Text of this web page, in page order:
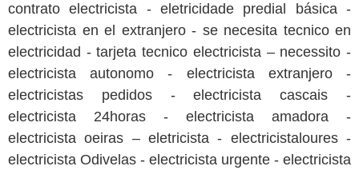
contrato electricista - eletricidade predial básica -
electricista en el extranjero - se necesita tecnico en
electricidad - tarjeta tecnico electricista – necessito -
electricista autonomo - electricista extranjero -
electricistas pedidos - electricista cascais -
electricista 24horas - electricista amadora -
electricista oeiras – eletricista - electricistaloures -
electricista Odivelas - electricista urgente - electricista